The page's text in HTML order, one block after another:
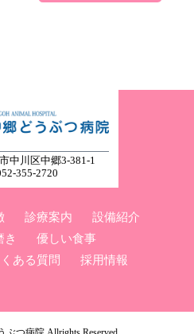
中川区中郷3-381-1
355-2720
診療案内
設備紹介
き
優しい食事
ある質問
採用情報